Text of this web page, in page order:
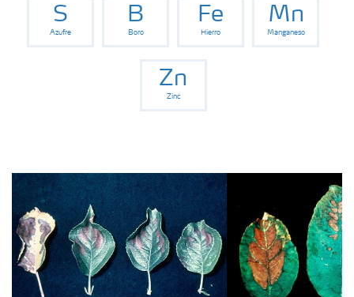
Soluciones por cultivos
S
Azufre
B
Boro
Fe
Hierro
Mn
Manganeso
Zn
Zinc